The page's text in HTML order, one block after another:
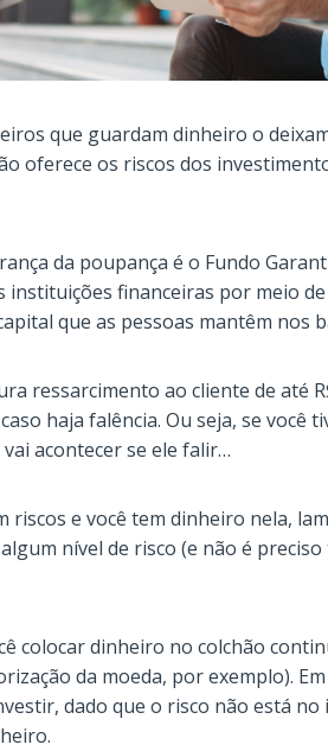
que guardam dinheiro o
oferece os riscos dos
da poupança é o Fundo
financeiras por meio
que as pessoas mantêm nos
ressarcimento ao cliente de até
haja falência. Ou seja, se você
acontecer se ele falir…
riscos e você tem dinheiro nela,
nível de risco (e não é
colocar dinheiro no colchão
da moeda, por exemplo).
dado que o risco não está